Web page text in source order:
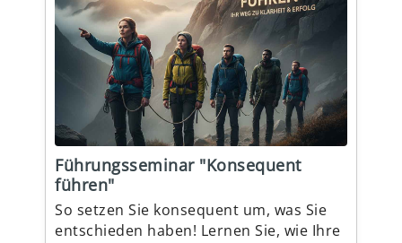
Führungsseminar "Konsequent
führen"
So setzen Sie konsequent um, was Sie
entschieden haben! Lernen Sie, wie Ihre